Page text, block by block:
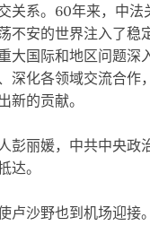
关系。60年来，中
不安的世界注入了
大国际和地区问题
深化各领域交流合
新的贡献。
丽媛，中共中央政
达。
沙野也到机场迎接。